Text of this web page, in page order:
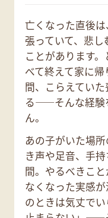
亡くなった直後
張っていて、悲
ことがあります
べて終えて家に
間、こらえてい
る——そんな経験
ん。
あの子がいた場
き声や足音、手
間。やるべきこ
なくなった実感
のときは気丈で